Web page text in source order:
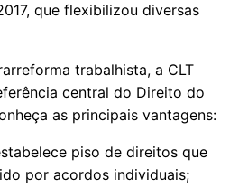
que flexibilizou diversas
trabalhista, a CLT
central do Direito do
as principais vantagens:
piso de direitos que
por acordos individuais;